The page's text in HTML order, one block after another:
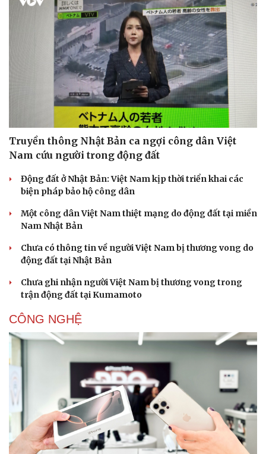
Sức khỏe
Dinh dưỡng - món ngon
Sản phụ khoa
Nhi khoa
Nam khoa
Làm đẹp - giảm cân
Phòng mạch online
Nhà đẹp
Blog
Tình yêu - Gia đình
Truyền thông Nhật Bản ca ngợi công dân Việt
Nam cứu người trong động đất
Động đất ở Nhật Bản: Việt Nam kịp thời triển khai các
biện pháp bảo hộ công dân
Một công dân Việt Nam thiệt mạng do động đất tại miền
Nam Nhật Bản
Chưa có thông tin về người Việt Nam bị thương vong do
động đất tại Nhật Bản
Chưa ghi nhận người Việt Nam bị thương vong trong
trận động đất tại Kumamoto
CÔNG NGHỆ